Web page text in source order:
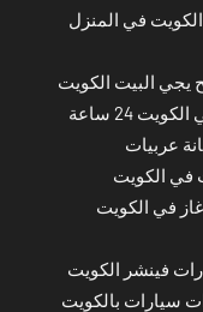
في المنزل
يجي البيت الكويت
24 ساعة
عربيات
في الكويت
في الكويت
فينشر الكويت
سيارات بالكويت